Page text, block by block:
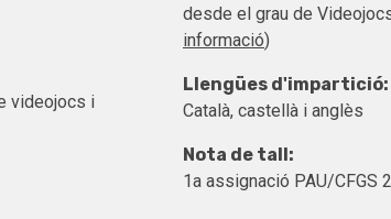
videojocs i
desde el grau de
informació)
Llengües d'impartició:
Català, castellà i anglès
Nota de tall:
1a assignació PAU/CFGS